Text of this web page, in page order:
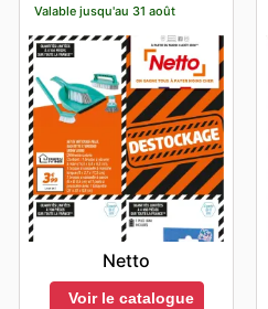
Valable jusqu'au 31 août
Netto
Voir le catalogue